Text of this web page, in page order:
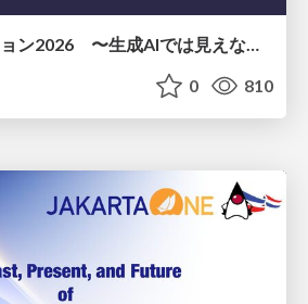
PHP初心者セッション2026 〜生成AIでは見えない裏側を知る：今だからLAMPを通して仕組みを学ぶ〜
0 810